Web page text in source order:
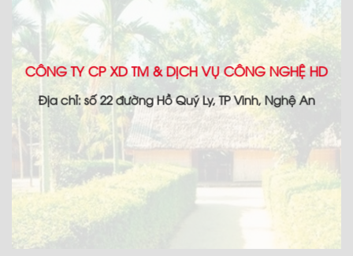
CÔNG TY CP XD TM & DỊCH VỤ CÔNG NGHỆ HD
Địa chỉ: số 22 đường Hồ Quý Ly, TP Vinh, Nghệ An